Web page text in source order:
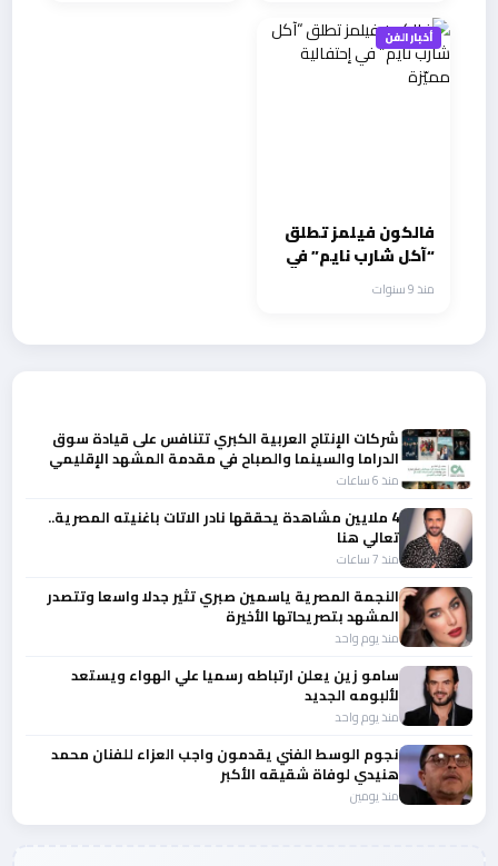
أخبار الفن
فالكون فيلمز تطلق
“آكل شارب نايم” في
إحتفالية مميّزةمنذ 9 سنوات
شركات الإنتاج العربية الكبري تتنافس على قيادة سوق
الدراما والسينما والصباح في مقدمة المشهد الإقليمي
منذ 6 ساعات
4 ملايين مشاهدة يحققها نادر الاتات باغنيته المصرية..
تعالي هنا
منذ 7 ساعات
النجمة المصرية ياسمين صبري تثير جدلا واسعا وتتصدر
المشهد بتصريحاتها الأخيرة
منذ يوم واحد
سامو زين يعلن ارتباطه رسميا علي الهواء ويستعد
لألبومه الجديد
منذ يوم واحد
نجوم الوسط الفني يقدمون واجب العزاء للفنان محمد
هنيدي لوفاة شقيقه الأكبر
منذ يومين